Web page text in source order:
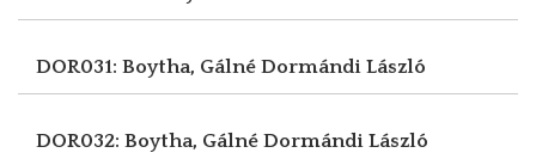
DOR031: Boytha, Gálné Dormándi László
DOR032: Boytha, Gálné Dormándi László